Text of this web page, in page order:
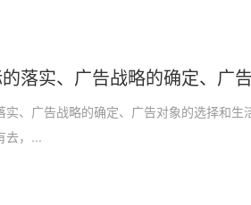
落实、广告战略的确定、广
实、广告战略的确定、广告对象的选择和
去，...